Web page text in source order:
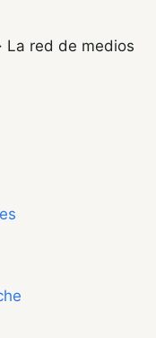
· La red de medios